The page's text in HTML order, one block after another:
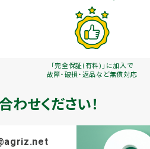
「完全保証(有料)」に加入で
故障・破損・返品など無償対応
せください！